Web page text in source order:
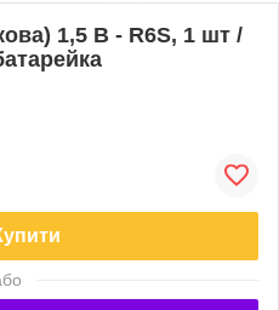
1,5 В - R6S, 1 шт /